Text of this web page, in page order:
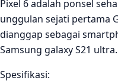
Pixel 6 adalah ponsel
unggulan sejati pertama
dianggap sebagai
Samsung galaxy S21
Spesifikasi: